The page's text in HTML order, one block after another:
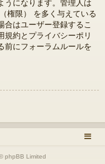
うになります。管理人は
権限） を多く与えている
合はユーザー登録するこ
規約とプライバシーポリ
前にフォーラムルールを
phpBB Limited